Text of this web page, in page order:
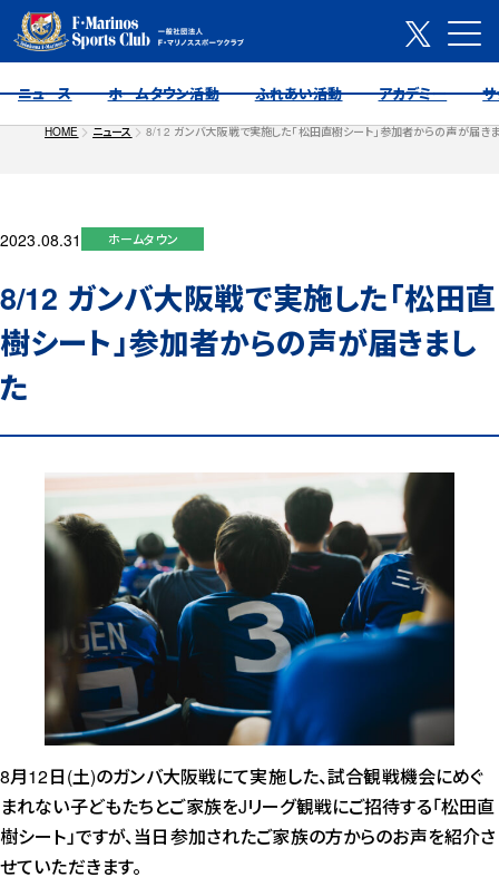
ニュース ホームタウン活動 ふれあい活動 アカデミー
HOME ニュース 8/12 ガンバ大阪戦で実施した「松田直樹シート」参加者からの声が届き
2023.08.31 ホームタウン
8/12 ガンバ大阪戦で実施した「松田直
樹シート」参加者からの声が届きまし
た
8月12日(土)のガンバ大阪戦にて実施した、試合観戦機会にめぐ
まれない子どもたちとご家族をJリーグ観戦にご招待する「松田直
樹シート」ですが、当日参加されたご家族の方からのお声を紹介さ
せていただきます。